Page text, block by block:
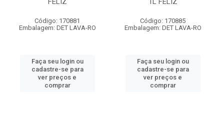
Código: 170881
Embalagem: DET LAVA-RO
Faça seu login ou
cadastre-se para
ver preços e
comprar
Código: 170885
Embalagem: DET LAVA-RO
Faça seu login ou
cadastre-se para
ver preços e
comprar